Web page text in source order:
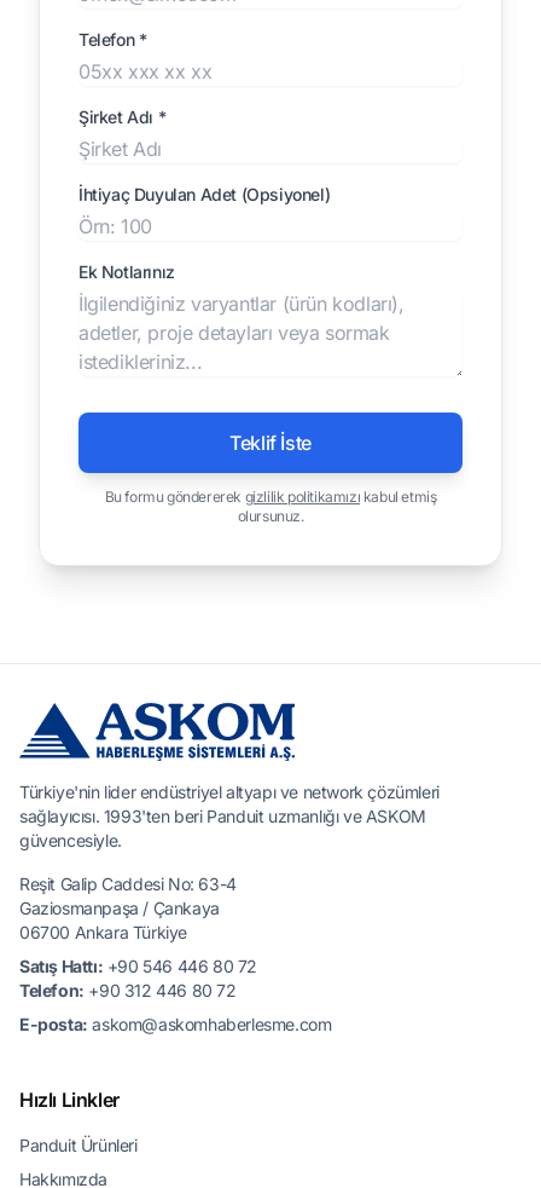
Telefon *
Şirket Adı *
İhtiyaç Duyulan Adet (Opsiyonel)
Ek Notlarınız
Teklif İste
Bu formu göndererek gizlilik politikamızı kabul etmiş
olursunuz.
Türkiye'nin lider endüstriyel altyapı ve network çözümleri
sağlayıcısı. 1993'ten beri Panduit uzmanlığı ve ASKOM
güvencesiyle.
Reşit Galip Caddesi No: 63-4
Gaziosmanpaşa / Çankaya
06700 Ankara Türkiye
Satış Hattı: +90 546 446 80 72
Telefon: +90 312 446 80 72
E-posta: askom@askomhaberlesme.com
Hızlı Linkler
Panduit Ürünleri
Hakkımızda